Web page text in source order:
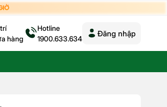
hàng
Hotline
1900.633.634
Đăng nhập